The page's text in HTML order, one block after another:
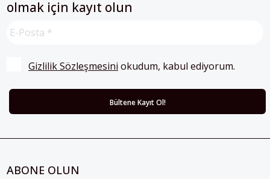
olmak için kayıt olun
Gizlilik Sözleşmesini okudum, kabul ediyorum.
ABONE OLUN